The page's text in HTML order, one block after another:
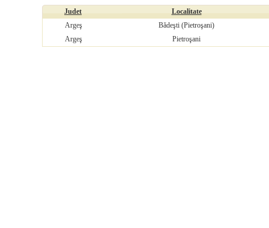
Judet
Localitate
Argeş
Bădeşti (Pietroşani)
Argeş
Pietroşani